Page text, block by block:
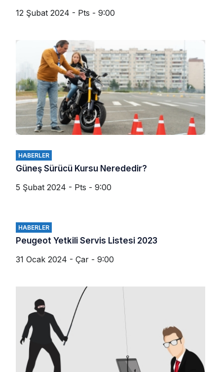
12 Şubat 2024 - Pts - 9:00
HABERLER
Güneş Sürücü Kursu Nerededir?
5 Şubat 2024 - Pts - 9:00
HABERLER
Peugeot Yetkili Servis Listesi 2023
31 Ocak 2024 - Çar - 9:00